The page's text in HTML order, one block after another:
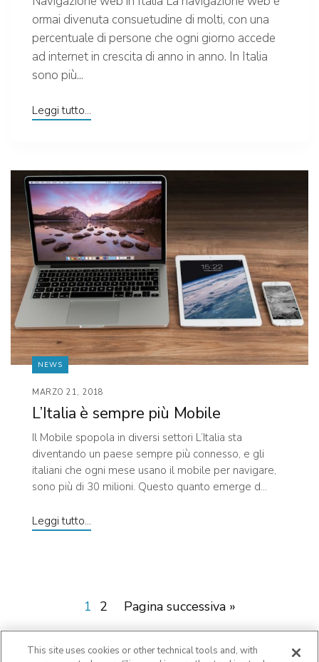
ormai divenuta consuetudine di molti, con una
percentuale di persone che ogni giorno accede
ad internet in crescita di anno in anno. In Italia
sono più...
Leggi tutto...
NEWS
MARZO 21, 2018
L’Italia è sempre più Mobile
Il Mobile spopola in diversi settori L’Italia sta
diventando un paese sempre più connesso, e gli
italiani che ogni mese usano il mobile per navigare,
sono più di 30 milioni. Questo quanto emerge d...
Leggi tutto...
1 2 Pagina successiva »
This site uses cookies or other technical tools and, with